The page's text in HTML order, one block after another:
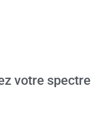
votre spectre